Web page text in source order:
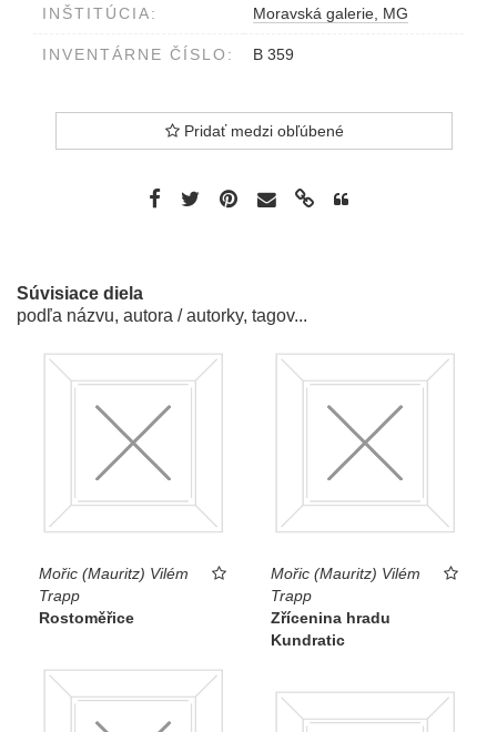
INŠTITÚCIA: Moravská galerie, MG
INVENTÁRNE ČÍSLO: B 359
Pridať medzi obľúbené
Súvisiace diela
podľa názvu, autora / autorky, tagov...
Mořic (Mauritz) Vilém
Trapp
Rostoměřice
Mořic (Mauritz) Vilém
Trapp
Zřícenina hradu
Kundratic